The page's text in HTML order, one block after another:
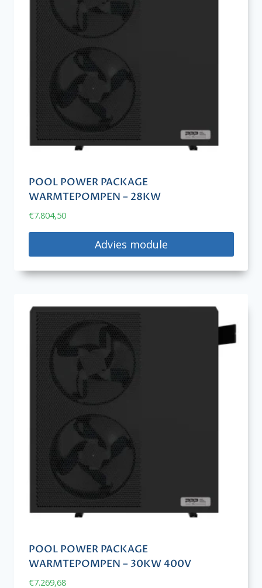
POOL POWER PACKAGE
WARMTEPOMPEN – 28KW
€7.804,50
Advies module
POOL POWER PACKAGE
WARMTEPOMPEN – 30KW 400V
€7.269,68